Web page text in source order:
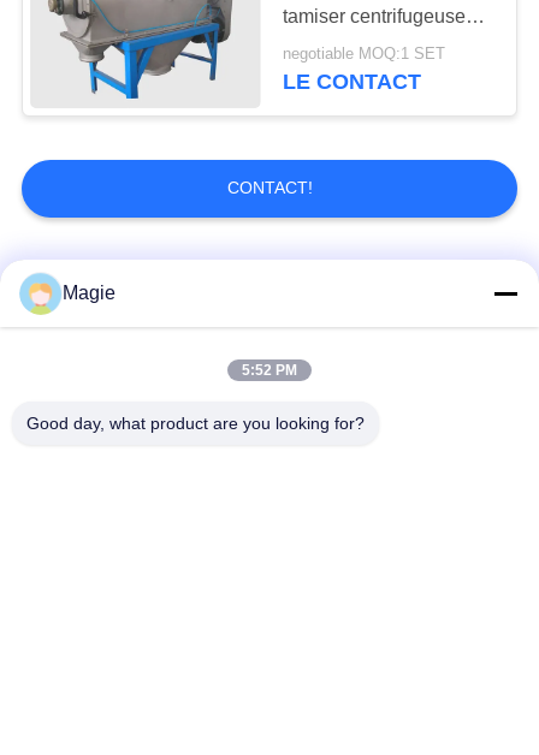
tamiser centrifugeuse
pour poudre de quartz
negotiable MOQ:1 SET
LE CONTACT
CONTACT!
Catégories populaires
Tamis rotatoire
Magie
5:52 PM
Good day, what product are you looking for?